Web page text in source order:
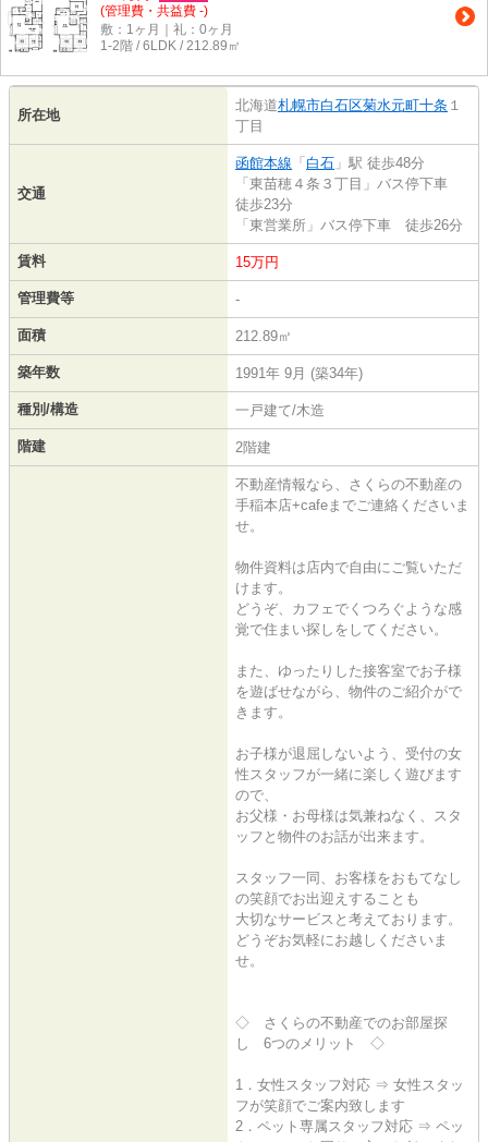
(管理費・共益費 -)
敷：1ヶ月｜礼：0ヶ月
1-2階 / 6LDK / 212.89㎡
所在地
北海道札幌市白石区菊水元町十条 １
丁目
交通
函館本線 「白石 」駅 徒歩48分
「東苗穂４条３丁目」バス停下車
徒歩23分
「東営業所」バス停下車 徒歩26分
賃料 15万円
管理費等 -
面積 212.89㎡
築年数 1991年 9月 (築34年)
種別/構造 一戸建て/木造
階建 2階建
不動産情報なら、さくらの不動産の
手稲本店+cafeまでご連絡くださいま
せ。
物件資料は店内で自由にご覧いただ
けます。
どうぞ、カフェでくつろぐような感
覚で住まい探しをしてください。
また、ゆったりした接客室でお子様
を遊ばせながら、物件のご紹介がで
きます。
お子様が退屈しないよう、受付の女
性スタッフが一緒に楽しく遊びます
ので、
お父様・お母様は気兼ねなく、スタ
ッフと物件のお話が出来ます。
スタッフ一同、お客様をおもてなし
の笑顔でお出迎えすることも
大切なサービスと考えております。
どうぞお気軽にお越しくださいま
せ。
◇ さくらの不動産でのお部屋探
し 6つのメリット ◇
1．女性スタッフ対応 ⇒ 女性スタッ
フが笑顔でご案内致します
2．ペット専属スタッフ対応 ⇒ ペッ